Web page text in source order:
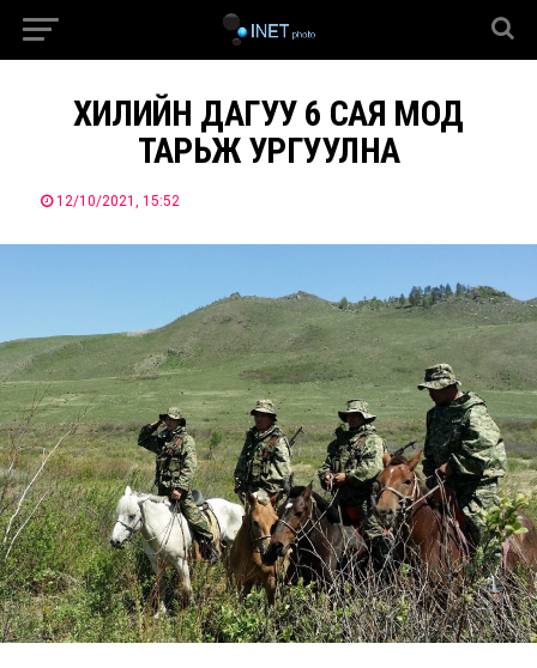
ХИЛИЙН ДАГУУ 6 САЯ МОД
ТАРЬЖ УРГУУЛНА
12/10/2021, 15:52